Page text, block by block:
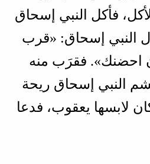
فأكل النبي إسحاق
النبي إسحاق: «قرب
احضنك». فقرَب منه
النبي إسحاق ريحة
لابسها يعقوب، فدعا